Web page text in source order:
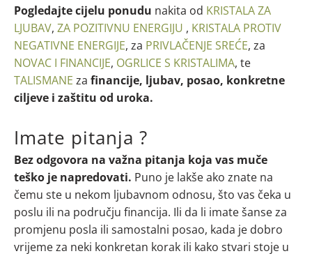
Pogledajte cijelu ponudu nakita od KRISTALA ZA
LJUBAV, ZA POZITIVNU ENERGIJU , KRISTALA PROTIV
NEGATIVNE ENERGIJE, za PRIVLAČENJE SREĆE, za
NOVAC I FINANCIJE, OGRLICE S KRISTALIMA, te
TALISMANE za financije, ljubav, posao, konkretne
ciljeve i zaštitu od uroka.
Imate pitanja ?
Bez odgovora na važna pitanja koja vas muče
teško je napredovati. Puno je lakše ako znate na
čemu ste u nekom ljubavnom odnosu, što vas čeka u
poslu ili na području financija. Ili da li imate šanse za
promjenu posla ili samostalni posao, kada je dobro
vrijeme za neki konkretan korak ili kako stvari stoje u